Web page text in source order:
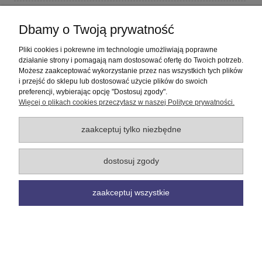
O nas
pokaż pełną wersję strony
Sklep internetowy Shoper Premium
Dbamy o Twoją prywatność
Pliki cookies i pokrewne im technologie umożliwiają poprawne
działanie strony i pomagają nam dostosować ofertę do Twoich potrzeb.
Możesz zaakceptować wykorzystanie przez nas wszystkich tych plików
i przejść do sklepu lub dostosować użycie plików do swoich
preferencji, wybierając opcję "Dostosuj zgody".
Więcej o plikach cookies przeczytasz w naszej Polityce prywatności.
zaakceptuj tylko niezbędne
dostosuj zgody
zaakceptuj wszystkie